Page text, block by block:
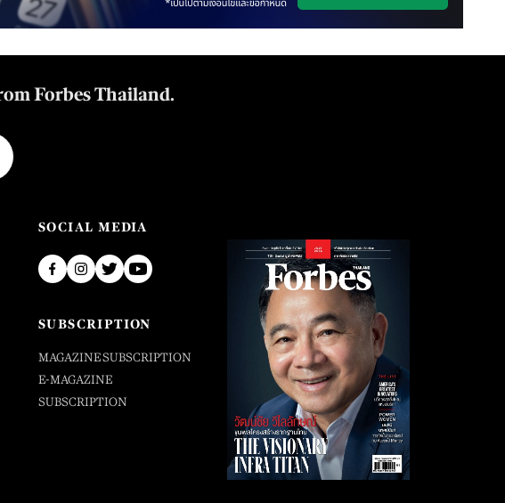
Forbes Thailand.
SOCIAL MEDIA
SUBSCRIPTION
MAGAZINE SUBSCRIPTION
E-MAGAZINE
SUBSCRIPTION